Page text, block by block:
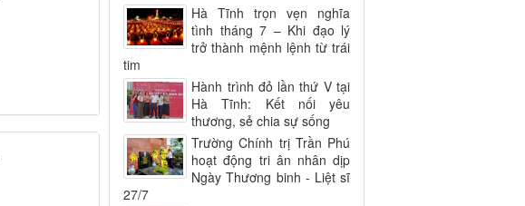
Hà Tĩnh trọn vẹn nghĩa
tình tháng 7 – Khi đạo lý
trở thành mệnh lệnh từ trái
tim
Hành trình đỏ lần thứ V tại
Hà Tĩnh: Kết nối yêu
thương, sẻ chia sự sống
Trường Chính trị Trần Phú
hoạt động tri ân nhân dịp
Ngày Thương binh - Liệt sĩ
27/7